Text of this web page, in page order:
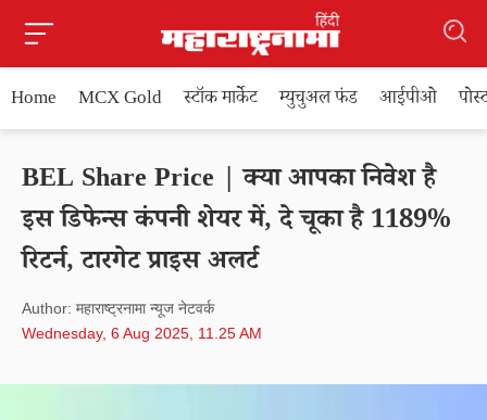
Home MCX Gold स्टॉक मार्केट म्युचुअल फंड आईपीओ
BEL Share Price | क्या आपका निवेश है
इस डिफेन्स कंपनी शेयर में, दे चूका है 1189%
रिटर्न, टारगेट प्राइस अलर्ट
Author: महाराष्ट्रनामा न्यूज नेटवर्क
Wednesday, 6 Aug 2025, 11.25 AM